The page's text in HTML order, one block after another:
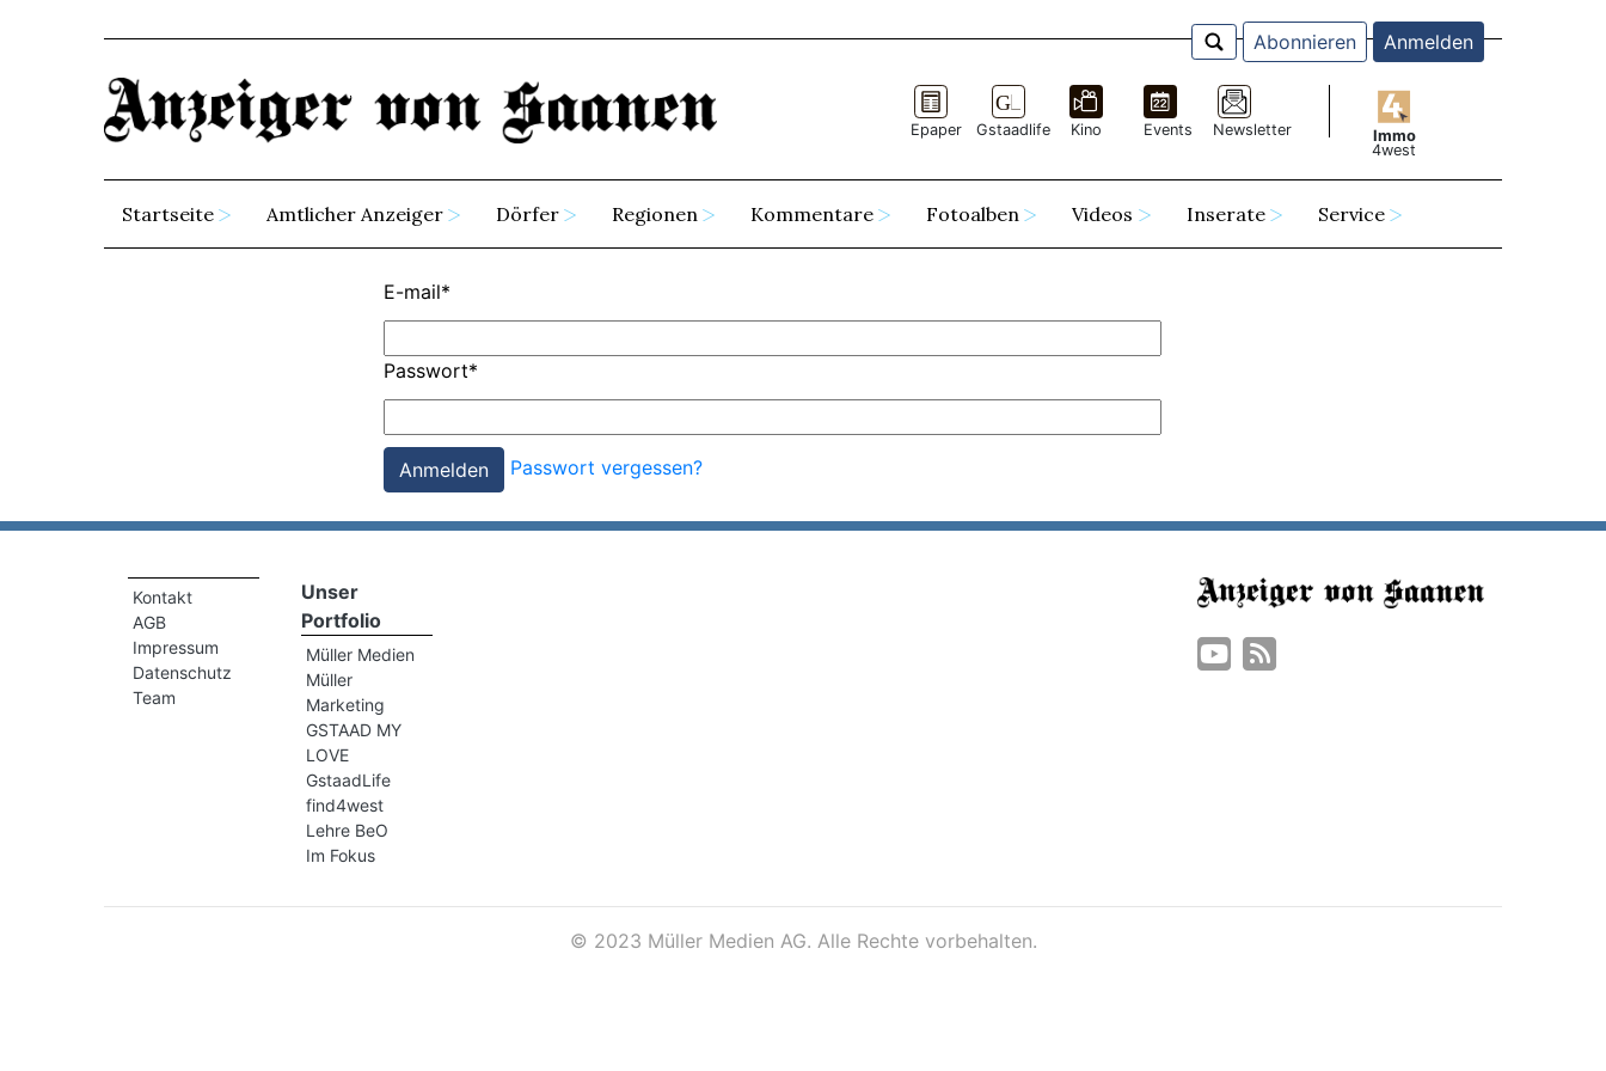
Abonnieren Anmelden
Epaper Gstaadlife Kino Events Newsletter
Immo
4west
Startseite Amtlicher Anzeiger Dörfer Regionen Kommentare Fotoalben Videos Inserate Service
E-mail*
Passwort*
Passwort vergessen?
Kontakt
AGB
Impressum
Datenschutz
Team
Unser
Portfolio
Müller Medien
Müller
Marketing
GSTAAD MY
LOVE
GstaadLife
find4west
Lehre BeO
Im Fokus
© 2023 Müller Medien AG. Alle Rechte vorbehalten.